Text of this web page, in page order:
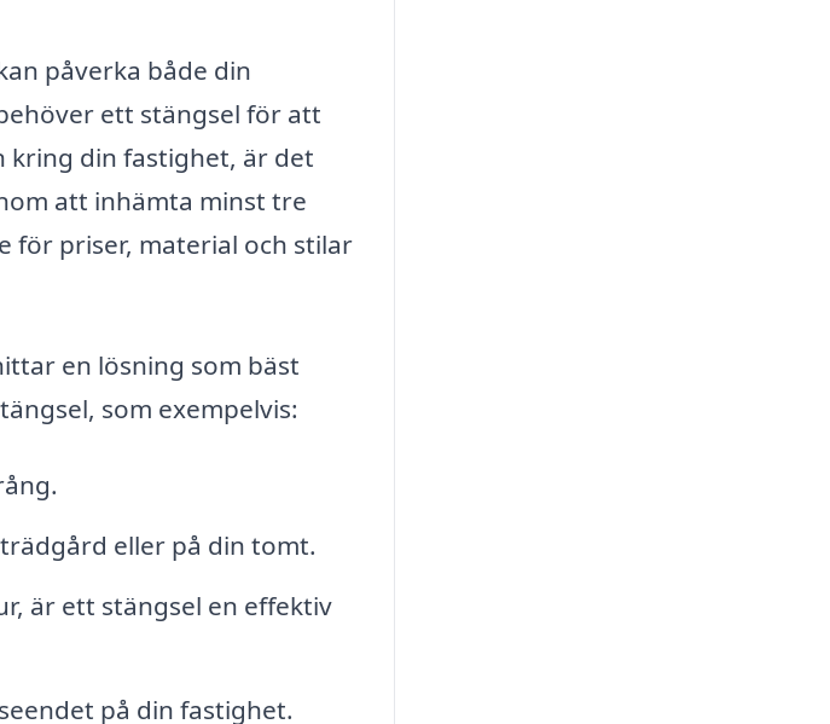
påverka både din
ett stängsel för att
kring din fastighet, är det
att inhämta minst tre
för priser, material och stilar
en lösning som bäst
som exempelvis:
eller på din tomt.
är ett stängsel en effektiv
på din fastighet.